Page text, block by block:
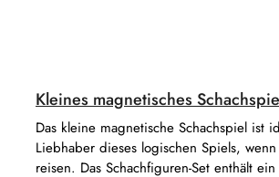
Kleines magnetisches
Das kleine magnetische Schachspiel ist
Liebhaber dieses logischen Spiels,
reisen. Das Schachfiguren-Set enthält